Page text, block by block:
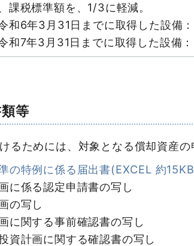
課税標準額を、1/3に軽減。
和6年3月31日までに取得した設備
和7年3月31日までに取得した設備
等
るためには、対象となる償却資産
の特例に係る届出書(EXCEL 約
に係る認定申請書の写し
の写し
に関する事前確認書の写し
資計画に関する確認書の写し